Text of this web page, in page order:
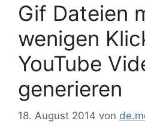
Gif Dateien
wenigen
YouTube
generieren
18. August 2014 von